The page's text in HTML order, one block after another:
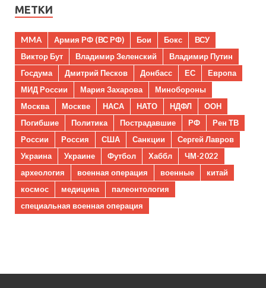
МЕТКИ
MMA Армия РФ (ВС РФ) Бои Бокс
ВСУ
Виктор Бут
Владимир Зеленский
Владимир Путин
Госдума
Дмитрий Песков Донбасс ЕС
Европа
МИД России
Мария Захарова
Минобороны
Москва
Москве НАСА НАТО НДФЛ
ООН
Погибшие
Политика Пострадавшие РФ
Рен ТВ
России
Россия США Санкции
Сергей Лавров
Украина
Украине Футбол Хаббл
ЧМ-2022
археология
военная операция военные
китай
космос
медицина
палеонтология
специальная военная операция